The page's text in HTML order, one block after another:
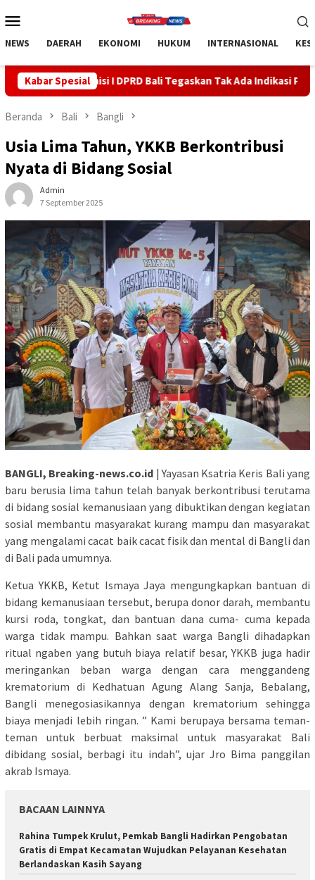
ke
Mobile
NEWS DAERAH EKONOMI HUKUM INTERNASIONAL
Kabar Spesial
Bali Tegaskan Tak Ada Indikasi Penyalahgunaan Barang
Beranda Bali Bangli
Usia Lima Tahun, YKKB Berkontribusi
Nyata di Bidang Sosial
Admin
7 September 2025
BANGLI, Breaking-news.co.id | Yayasan Ksatria Keris Bali yang
baru berusia lima tahun telah banyak berkontribusi terutama
di bidang sosial kemanusiaan yang dibuktikan dengan kegiatan
sosial membantu masyarakat kurang mampu dan masyarakat
yang mengalami cacat baik cacat fisik dan mental di Bangli dan
di Bali pada umumnya.
Ketua YKKB, Ketut Ismaya Jaya mengungkapkan bantuan di
bidang kemanusiaan tersebut, berupa donor darah, membantu
kursi roda, tongkat, dan bantuan dana cuma- cuma kepada
warga tidak mampu. Bahkan saat warga Bangli dihadapkan
ritual ngaben yang butuh biaya relatif besar, YKKB juga hadir
meringankan beban warga dengan cara menggandeng
krematorium di Kedhatuan Agung Alang Sanja, Bebalang,
Bangli menegosiasikannya dengan krematorium sehingga
biaya menjadi lebih ringan. ” Kami berupaya bersama teman-
teman untuk berbuat maksimal untuk masyarakat Bali
dibidang sosial, berbagi itu indah”, ujar Jro Bima panggilan
akrab Ismaya.
BACAAN LAINNYA
Rahina Tumpek Krulut, Pemkab Bangli Hadirkan Pengobatan
Gratis di Empat Kecamatan Wujudkan Pelayanan Kesehatan
Berlandaskan Kasih Sayang